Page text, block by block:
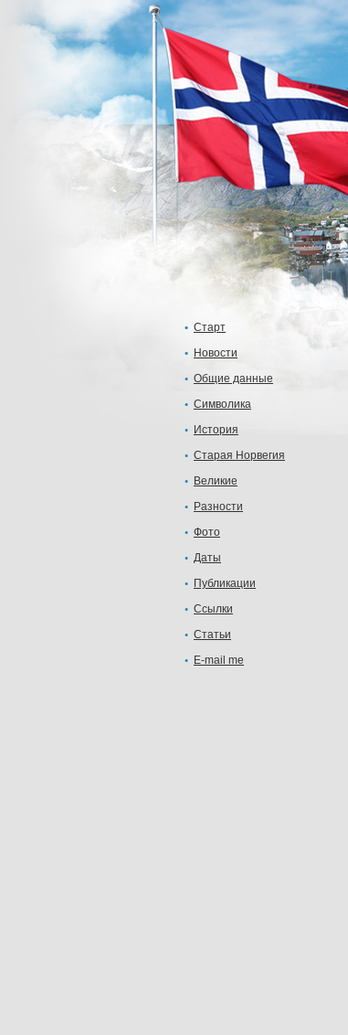
Старт
Новости
Общие данные
Символика
История
Старая Норвегия
Великие
Разности
Фото
Даты
Публикации
Ссылки
Статьи
E-mail me